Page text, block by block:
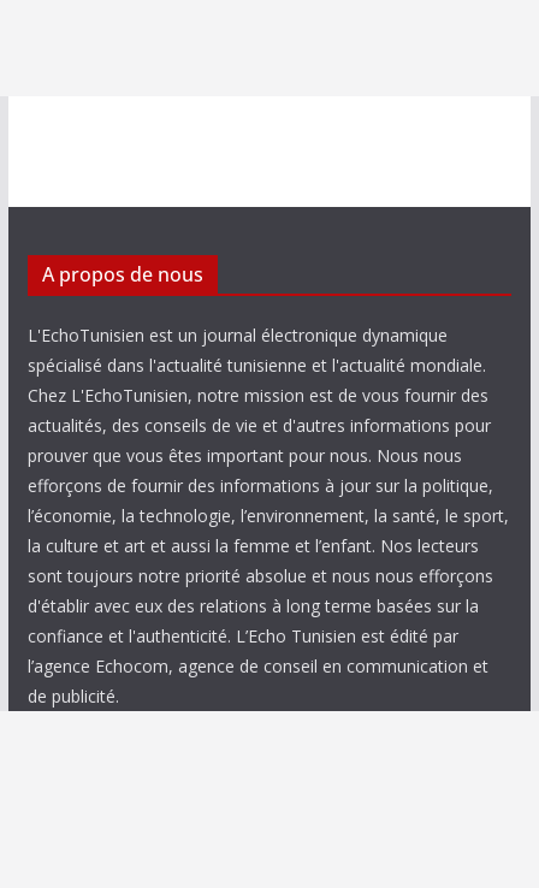
A propos de nous
L'EchoTunisien est un journal électronique dynamique
spécialisé dans l'actualité tunisienne et l'actualité mondiale.
Chez L'EchoTunisien, notre mission est de vous fournir des
actualités, des conseils de vie et d'autres informations pour
prouver que vous êtes important pour nous. Nous nous
efforçons de fournir des informations à jour sur la politique,
l’économie, la technologie, l’environnement, la santé, le sport,
la culture et art et aussi la femme et l’enfant. Nos lecteurs
sont toujours notre priorité absolue et nous nous efforçons
d'établir avec eux des relations à long terme basées sur la
confiance et l'authenticité. L’Echo Tunisien est édité par
l’agence Echocom, agence de conseil en communication et
de publicité.